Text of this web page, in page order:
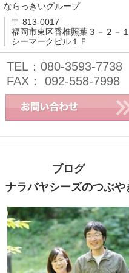
ならっきいグループ
〒 813-0017
福岡市東区香椎照葉３－２
シーマークビル１Ｆ
TEL：080-3593-7738
FAX： 092-558-7998
ブログ
ナラバヤシーズのつぶや